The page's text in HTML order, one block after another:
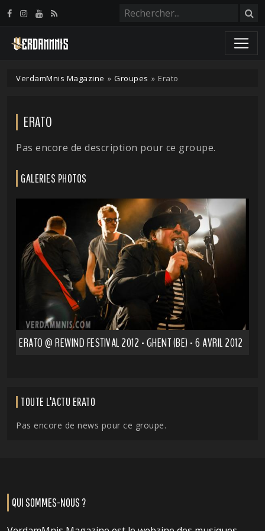
VerdamMnis Magazine » Groupes » Erato
ERATO
Pas encore de description pour ce groupe.
GALERIES PHOTOS
ERATO @ REWIND FESTIVAL 2012 - GHENT (BE) - 6 AVRIL 2012
TOUTE L'ACTU ERATO
Pas encore de news pour ce groupe.
QUI SOMMES-NOUS ?
Panneau de gestion des cookies